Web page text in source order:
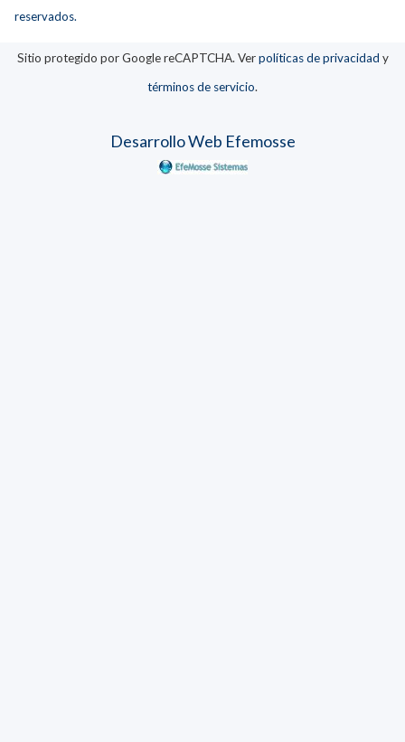
reservados.
Sitio protegido por Google reCAPTCHA. Verpolíticas de privacidad y
términos de servicio.
Desarrollo Web Efemosse